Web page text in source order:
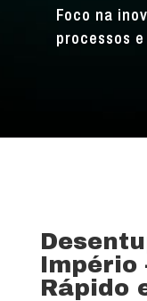
Foco na
processos
Rápido